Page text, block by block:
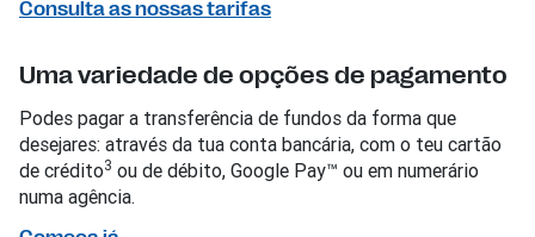
Consulta as nossas tarifas
Uma variedade de opções de pagamento
Podes pagar a transferência de fundos da forma que
desejares: através da tua conta bancária, com o teu cartão
de crédito3 ou de débito, Google Pay™ ou em numerário
numa agência.